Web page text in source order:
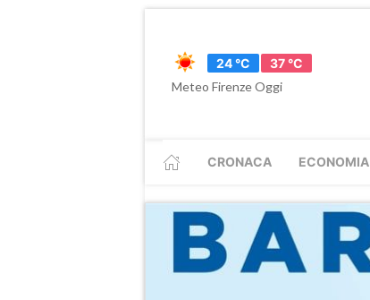
24 °C
37 °C
Meteo Firenze Oggi
CRONACA ECONOMIA